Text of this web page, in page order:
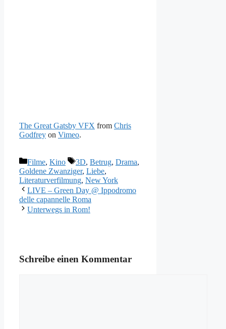
The Great Gatsby VFX from Chris
Godfrey on Vimeo.
Kategorien
Filme, Kino Schlagwörter
3D, Betrug, Drama,
Goldene Zwanziger, Liebe,
Literaturverfilmung, New York
LIVE – Green Day @ Ippodromo
delle capannelle Roma
Unterwegs in Rom!
Schreibe einen Kommentar